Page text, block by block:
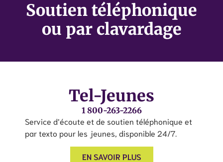
Soutien téléphonique
ou par clavardage
Tel-Jeunes
1 800-263-2266
Service d’écoute et de soutien téléphonique et
par texto pour les jeunes, disponible 24/7.
EN SAVOIR PLUS